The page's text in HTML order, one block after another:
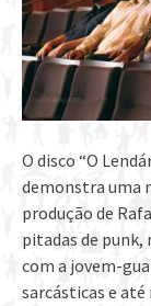
O disco “O
demonstra uma
produção de
pitadas de
com a jovem-
sarcásticas e